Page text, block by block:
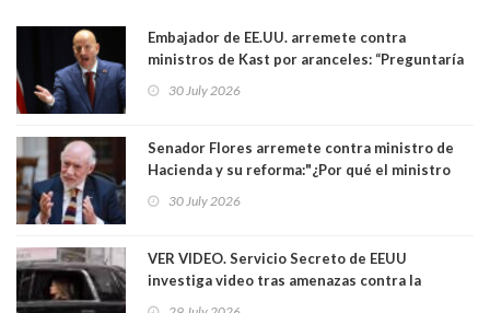
Embajador de EE.UU. arremete contra
ministros de Kast por aranceles: “Preguntaría
si ese ministro realmente ha leído el Tratado.
Yo diría que no”
30 July 2026
Senador Flores arremete contra ministro de
Hacienda y su reforma:"¿Por qué el ministro
Quiroz se empecina en favorecer a municipios
más ricos, pasándole la aplanadora a los
30 July 2026
VER VIDEO. Servicio Secreto de EEUU
investiga video tras amenazas contra la
primera dama Melania Trump y su hijo Barron